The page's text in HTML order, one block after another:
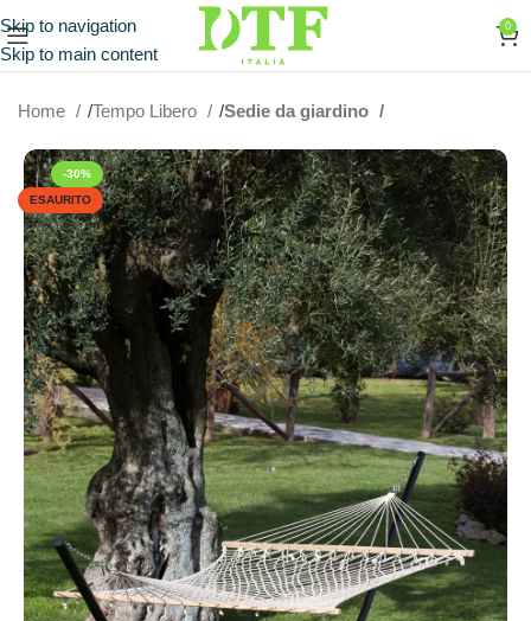
Skip to navigation
Skip to main content
0
Home Tempo Libero Sedie da giardino
-30%
ESAURITO